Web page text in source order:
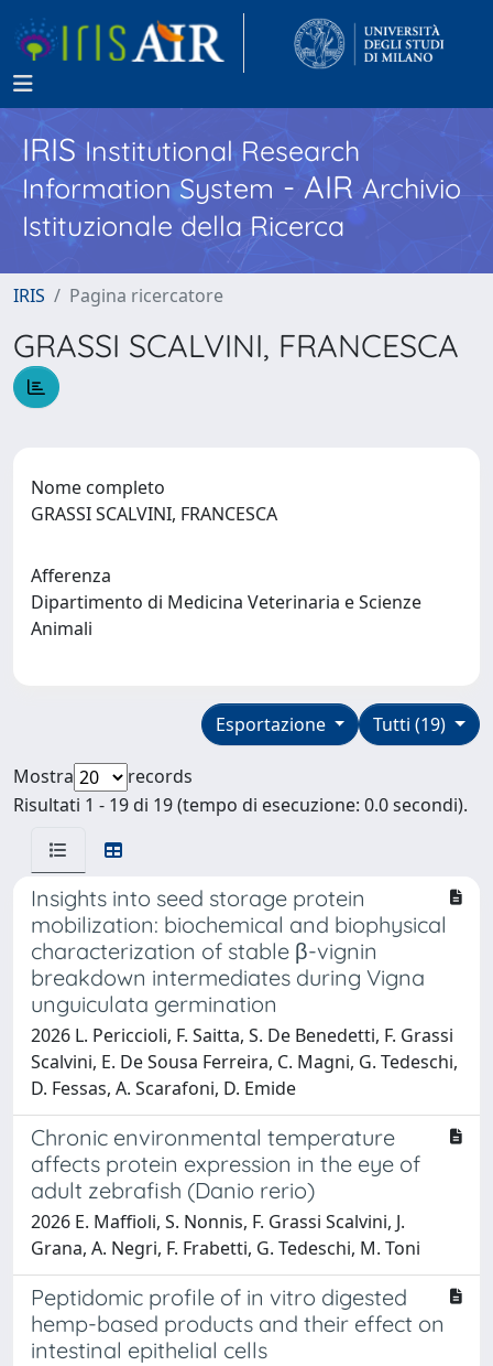
IRISInstitutional Research
Information System - AIR Archivio
Istituzionale della Ricerca
IRIS Pagina ricercatore
GRASSI SCALVINI, FRANCESCA
Nome completo
GRASSI SCALVINI, FRANCESCA
Afferenza
Dipartimento di Medicina Veterinaria e Scienze
Animali
Tutti (19)
Esportazione
Mostra
records
Risultati 1 - 19 di 19 (tempo di esecuzione: 0.0 secondi).
Insights into seed storage protein
mobilization: biochemical and biophysical
characterization of stable β-vignin
breakdown intermediates during Vigna
unguiculata germination
2026 L. Periccioli, F. Saitta, S. De Benedetti, F. Grassi
Scalvini, E. De Sousa Ferreira, C. Magni, G. Tedeschi,
D. Fessas, A. Scarafoni, D. Emide
Chronic environmental temperature
affects protein expression in the eye of
adult zebrafish (Danio rerio)
2026 E. Maffioli, S. Nonnis, F. Grassi Scalvini, J.
Grana, A. Negri, F. Frabetti, G. Tedeschi, M. Toni
Peptidomic profile of in vitro digested
hemp-based products and their effect on
intestinal epithelial cells